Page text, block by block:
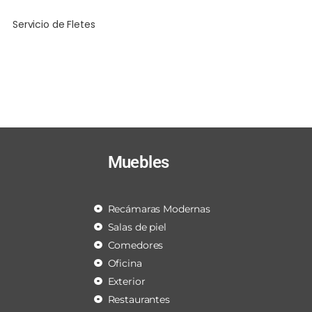
Servicio de Fletes
Muebles
Recámaras Modernas
Salas de piel
Comedores
Oficina
Exterior
Restaurantes